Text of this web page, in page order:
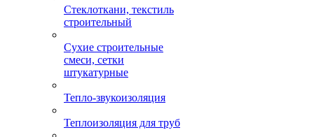
Стеклоткани, текстиль
строительный
Сухие строительные
смеси, сетки
штукатурные
Тепло-звукоизоляция
Теплоизоляция для труб